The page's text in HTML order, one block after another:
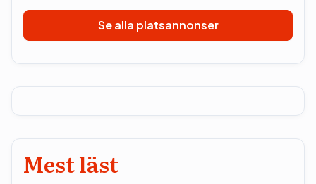
Se alla platsannonser
Mest läst